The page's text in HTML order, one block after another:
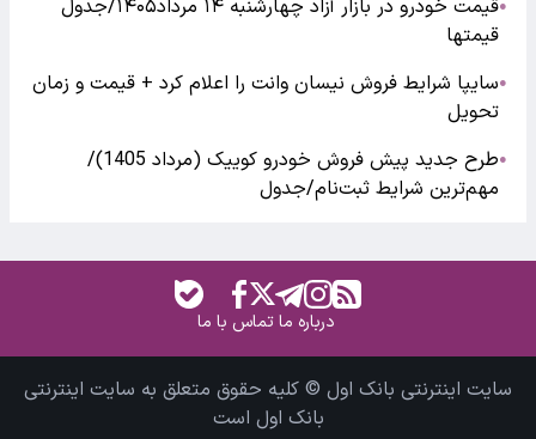
●
قیمت خودرو در بازار آزاد چهارشنبه ۱۴ مرداد۱۴۰۵/جدول
قیمتها
●سایپا شرایط فروش نیسان وانت را اعلام کرد + قیمت و زمان
تحویل
●
طرح جدید پیش فروش خودرو کوییک (مرداد 1405)/
مهم‌ترین شرایط ثبت‌نام/جدول
درباره ماتماس با ما
سایت اینترنتی بانک اول © کلیه حقوق متعلق به سایت اینترنتی
بانک اول است